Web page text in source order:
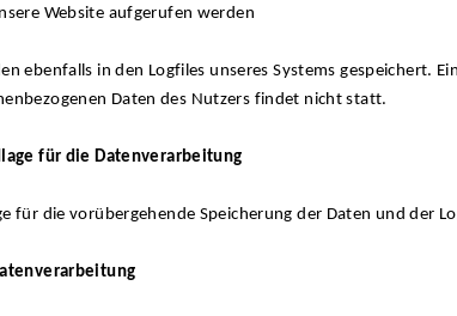
Website aufgerufen werden
ebenfalls in den Logfiles unseres Systems gespeichert.
Daten des Nutzers findet nicht statt.
für die Datenverarbeitung
für die vorübergehende Speicherung der Daten und der